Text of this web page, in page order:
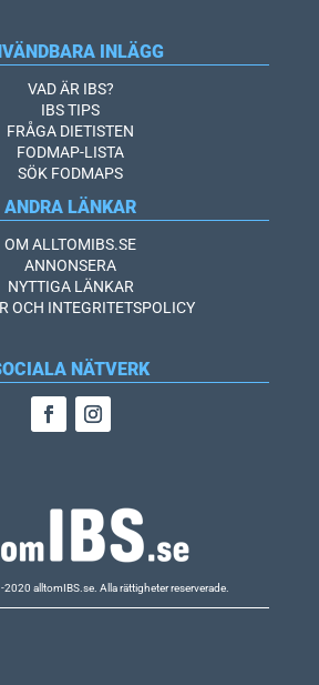
INLÄGG
VAD ÄR IBS?
IBS TIPS
FRÅGA DIETISTEN
FODMAP-LISTA
SÖK FODMAPS
ANDRA LÄNKAR
OM ALLTOMIBS.SE
ANNONSERA
NYTTIGA LÄNKAR
OCH INTEGRITETSPOLICY
NÄTVERK
alltomIBS.se. Alla rättigheter reserverade.